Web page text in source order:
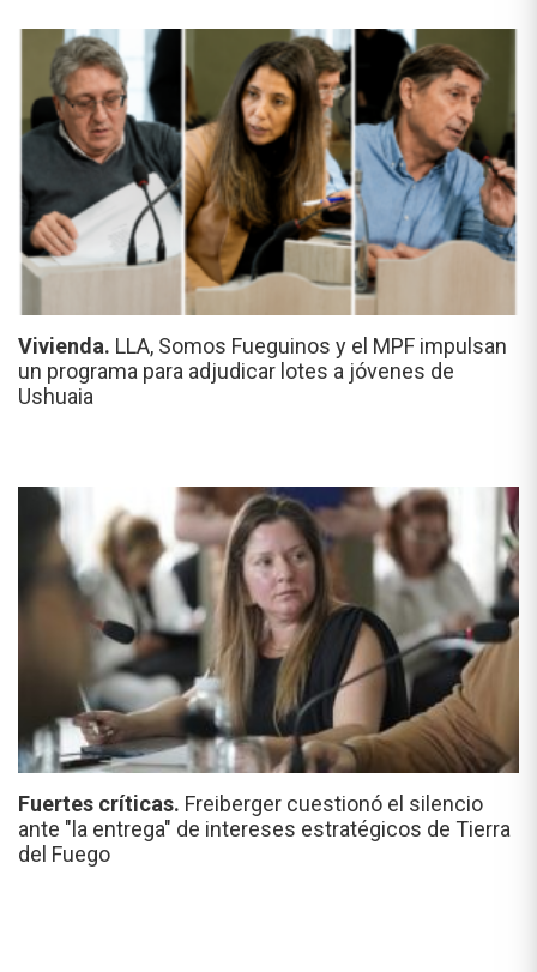
Vivienda. LLA, Somos Fueguinos y el MPF impulsan
un programa para adjudicar lotes a jóvenes de
Ushuaia
Fuertes críticas. Freiberger cuestionó el silencio
ante "la entrega" de intereses estratégicos de Tierra
del Fuego